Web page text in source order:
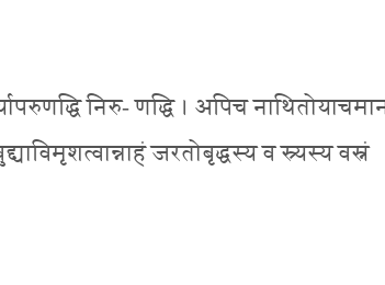
निरु- णद्धि । अपिच
जरतोबृद्धस्य व स्र्यस्य वस्नं